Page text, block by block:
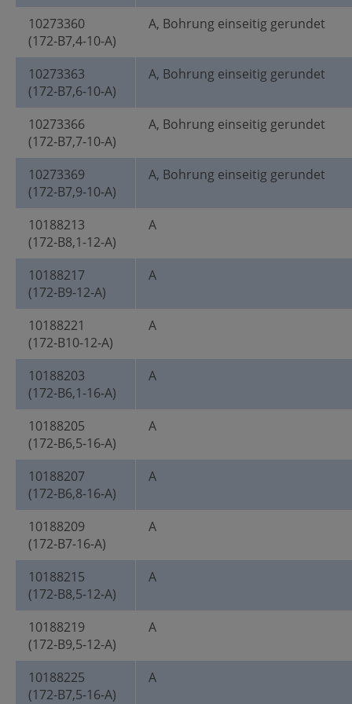
10273360
(172-B7,4-10-A)
A, Bohrung einseitig gerundet
10273363
(172-B7,6-10-A)
A, Bohrung einseitig gerundet
10273366
(172-B7,7-10-A)
A, Bohrung einseitig gerundet
10273369
(172-B7,9-10-A)
A, Bohrung einseitig gerundet
10188213
(172-B8,1-12-A)
A
10188217
(172-B9-12-A)
A
10188221
(172-B10-12-A)
A
10188203
(172-B6,1-16-A)
A
10188205
(172-B6,5-16-A)
A
10188207
(172-B6,8-16-A)
A
10188209
(172-B7-16-A)
A
10188215
(172-B8,5-12-A)
A
10188219
(172-B9,5-12-A)
A
10188225
(172-B7,5-16-A)
A